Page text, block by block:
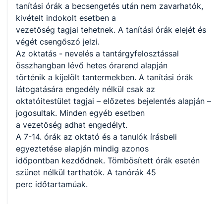
tanítási órák a becsengetés után nem zavarhatók,
kivételt indokolt esetben a
vezetőség tagjai tehetnek. A tanítási órák elejét és
végét csengőszó jelzi.
Az oktatás - nevelés a tantárgyfelosztással
összhangban lévő hetes órarend alapján
történik a kijelölt tantermekben. A tanítási órák
látogatására engedély nélkül csak az
oktatóitestület tagjai – előzetes bejelentés alapján –
jogosultak. Minden egyéb esetben
a vezetőség adhat engedélyt.
A 7-14. órák az oktató és a tanulók írásbeli
egyeztetése alapján mindig azonos
időpontban kezdődnek. Tömbösített órák esetén
szünet nélkül tarthatók. A tanórák 45
perc időtartamúak.